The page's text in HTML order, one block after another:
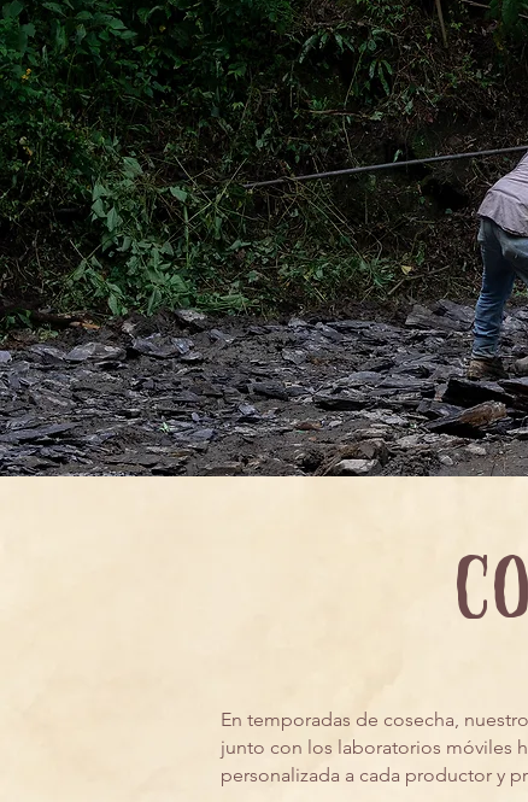
En temporadas de cosecha,
junto con los laboratorios móviles
personalizada a cada productor y